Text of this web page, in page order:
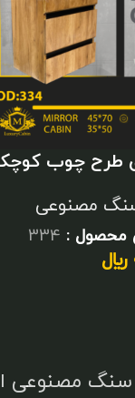
طرح چوب
مصنوعی
محصول : 334
﷼
مصنوعی